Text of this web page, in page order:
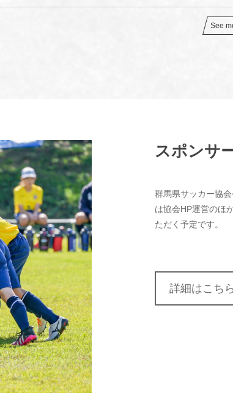
See
スポンサ
群馬県サッカー協
は協会HP運営のほ
ただく予定です。
詳細はこちら